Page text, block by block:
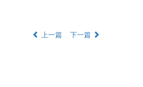
上一篇 下一篇